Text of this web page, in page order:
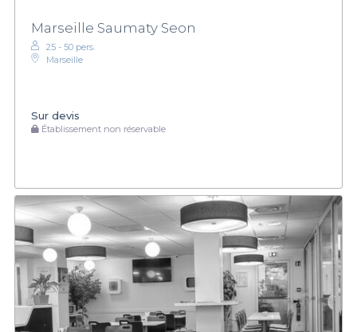
Marseille Saumaty Seon
25 - 50 pers.
Marseille
Sur devis
Établissement non réservable